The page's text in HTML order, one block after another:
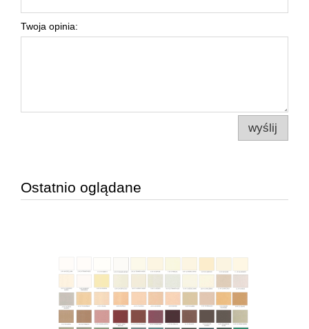
Twoja opinia:
wyślij
Ostatnio oglądane